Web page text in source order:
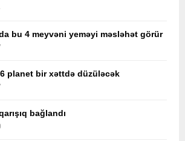
bu 4 meyvəni yeməyi məsləhət görür
planet bir xəttdə düzüləcək
bağlandı